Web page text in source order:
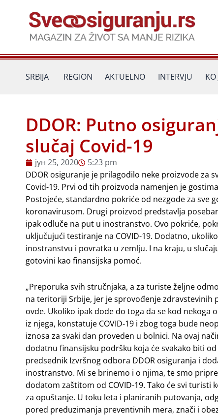
SRBIJA REGION AKTUELNO INTERVJU KO
DDOR: Putno
slučaj Covid-19
јун 25, 2020
5:23 pm
DDOR osiguranje je prilagodilo neke proizvode za
Covid-19. Prvi od tih proizvoda namenjen je
Postojeće, standardno pokriće od nezgode za sve
koronavirusom. Drugi proizvod predstavlja
ipak odluče na put u inostranstvo. Ovo pokriće,
uključujući testiranje na COVID-19. Dodatno,
inostranstvu i povratka u zemlju. I na kraju, u
gotovini kao finansijska pomoć.
„Preporuka svih stručnjaka, a za turiste željne
na teritoriji Srbije, jer je sprovođenje zdravstevinih
ovde. Ukoliko ipak dođe do toga da se kod
iz njega, konstatuje COVID-19 i zbog toga bude
iznosa za svaki dan proveden u bolnici. Na ovaj
dodatnu finansijsku podršku koja će svakako biti
predsednik Izvršnog odbora DDOR osiguranja i
inostranstvo. Mi se brinemo i o njima, te smo
dodatom zaštitom od COVID-19. Tako će svi
za opuštanje. U toku leta i planiranih putovanja,
pored preduzimanja preventivnih mera, znači i